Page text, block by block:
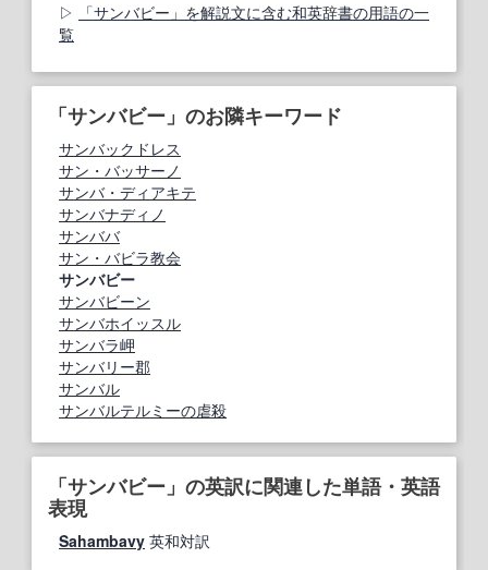
「サンバビー」を解説文に含む和英辞書の用語の一
覧
「サンバビー」のお隣キーワード
サンバックドレス
サン・バッサーノ
サンバ・ディアキテ
サンバナディノ
サンババ
サン・バビラ教会
サンバビー
サンバビーン
サンバホイッスル
サンバラ岬
サンバリー郡
サンバル
サンバルテルミーの虐殺
「サンバビー」の英訳に関連した単語・英語
表現
Sahambavy 英和対訳